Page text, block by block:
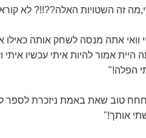
זה השטויות האלה??!!? לא
וואי אתה מנסה לשחק אותה
היית אמור להיות איתי עכשיו איתי
הפלה!"
טוב שאת באמת ניזכרת לספר
אותך!"